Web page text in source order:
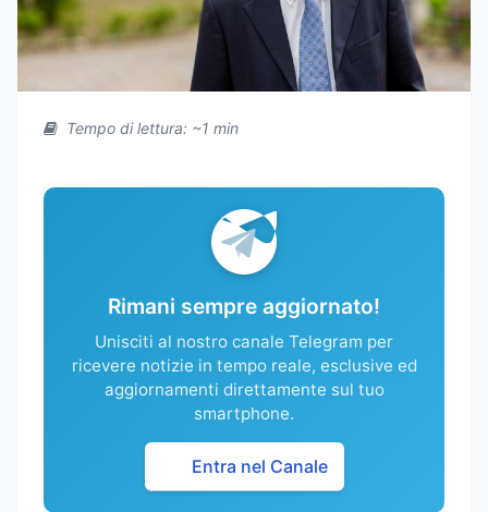
Tempo di lettura: ~1 min
Rimani sempre aggiornato!
Unisciti al nostro canale Telegram per
ricevere notizie in tempo reale, esclusive ed
aggiornamenti direttamente sul tuo
smartphone.
Entra nel Canale